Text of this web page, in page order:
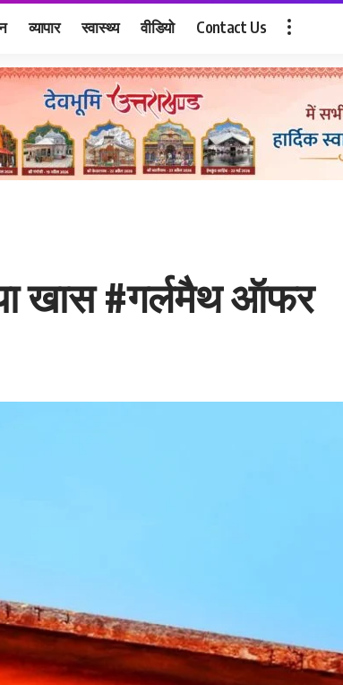
व्यापार स्वास्थ्य वीडियो Contact Us
खास #गर्लमैथ ऑफर